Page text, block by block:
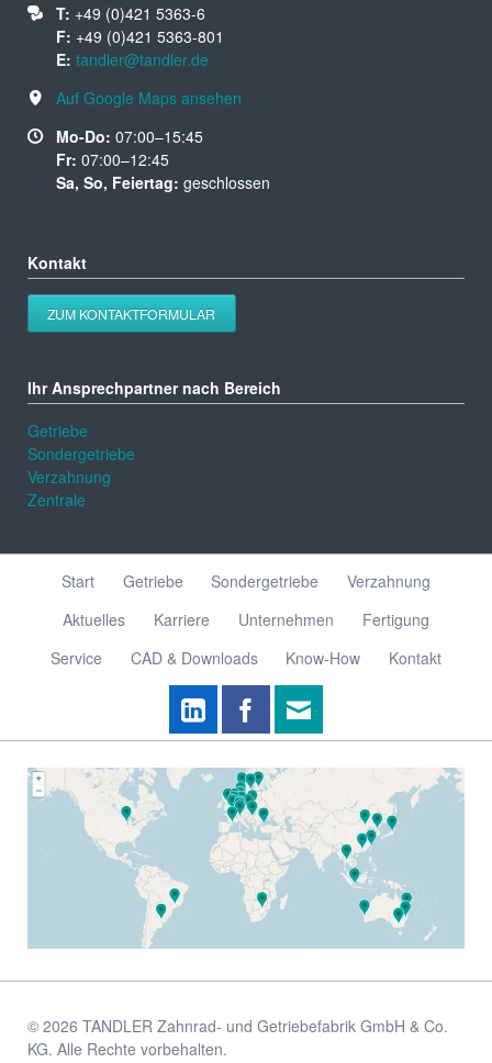
T: +49 (0)421 5363-6
F: +49 (0)421 5363-801
E: tandler@tandler.de
Auf Google Maps ansehen
Mo-Do: 07:00–15:45
Fr: 07:00–12:45
Sa, So, Feiertag: geschlossen
Kontakt
ZUM KONTAKTFORMULAR
Ihr Ansprechpartner nach Bereich
Getriebe
Sondergetriebe
Verzahnung
Zentrale
Navigation
Start Getriebe Sondergetriebe
Verzahnung
Aktuelles
Karriere Unternehmen
Fertigung
Service
CAD & Downloads Know-How Kontakt
© 2026 TANDLER Zahnrad- und Getriebefabrik GmbH & Co.
KG. Alle Rechte vorbehalten.